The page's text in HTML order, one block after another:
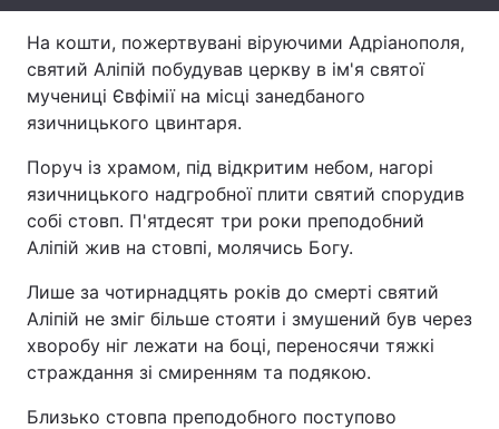
Лонгріди
Інтерв'ю Думки
Архів
Послуги
На кошти, пожертвувані віруючими Адріанополя,
святий Аліпій побудував церкву в ім'я святої
мучениці Євфімії на місці занедбаного
язичницького цвинтаря.
Поруч із храмом, під відкритим небом, нагорі
язичницького надгробної плити святий спорудив
собі стовп. П'ятдесят три роки преподобний
Аліпій жив на стовпі, молячись Богу.
Лише за чотирнадцять років до смерті святий
Аліпій не зміг більше стояти і змушений був через
хворобу ніг лежати на боці, переносячи тяжкі
страждання зі смиренням та подякою.
Близько стовпа преподобного поступово